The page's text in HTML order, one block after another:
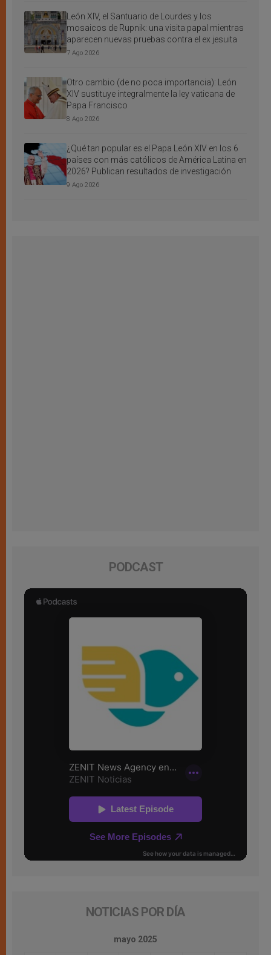
León XIV, el Santuario de Lourdes y los
mosaicos de Rupnik: una visita papal mientras
aparecen nuevas pruebas contra el ex jesuita
7 Ago 2026
Otro cambio (de no poca importancia): León
XIV sustituye integralmente la ley vaticana de
Papa Francisco
8 Ago 2026
¿Qué tan popular es el Papa León XIV en los 6
países con más católicos de América Latina en
2026? Publican resultados de investigación
9 Ago 2026
PODCAST
NOTICIAS POR DÍA
mayo 2025